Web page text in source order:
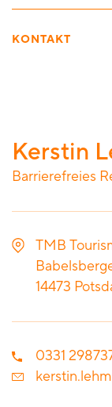
KONTAKT
Kerstin
Barrierefreies
TMB
14473
0331